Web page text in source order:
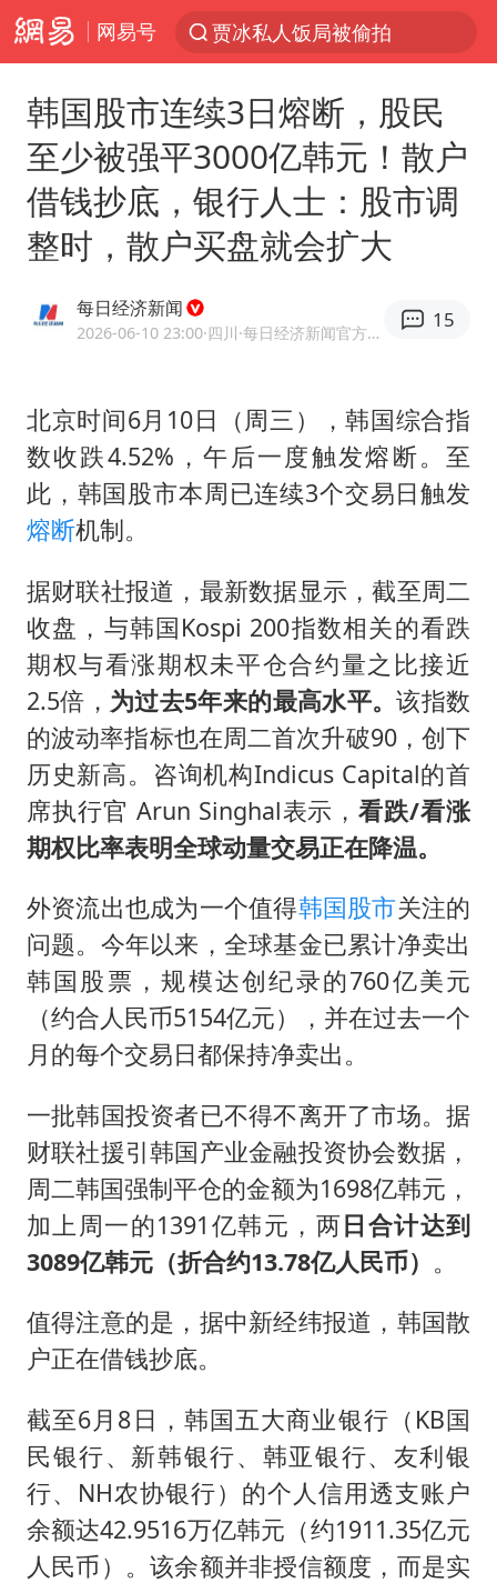
网易号
贾冰私人饭局被偷拍
费大厨不自称“大王”了
SK海力士回应“或出售重庆工厂”传闻
血指纹匹配成功，20年悬案告破！凶手被执行死刑
大疆错失宇树
大连一起飞航班因乘客可乐爆瓶折返
医疗垃圾做手机壳 这也是谋财害命
7月CPI同比上涨0.5% 经济内生增长动力持续增强
白海豚突然大拐弯 走出罕见路线
中央气象台继续发布暴雨橙警
朱一龙的鼻子怎么了
成都多趟列车临时停运
货车高速制动失灵 交警护航化险为夷
下党之路
韩国股市连续3日熔断，股民
至少被强平3000亿韩元！散户
借钱抄底，银行人士：股市调
整时，散户买盘就会扩大
每日经济新闻
2026-06-10 23:00·四川 ·每日经济新闻官方网易号
15
北京时间6月10日（周三），韩国综合指
数收跌4.52%，午后一度触发熔断。至
此，韩国股市本周已连续3个交易日触发
熔断机制。
据财联社报道，最新数据显示，截至周二
收盘，与韩国Kospi 200指数相关的看跌
期权与看涨期权未平仓合约量之比接近
2.5倍， 为过去5年来的最高水平。该指数
的波动率指标也在周二首次升破90，创下
历史新高。咨询机构Indicus Capital的首
席执行官 Arun Singhal表示，看跌/看涨
期权比率表明全球动量交易正在降温。
外资流出也成为一个值得韩国股市关注的
问题。今年以来，全球基金已累计净卖出
韩国股票，规模达创纪录的760亿美元
（约合人民币5154亿元），并在过去一个
月的每个交易日都保持净卖出。
一批韩国投资者已不得不离开了市场。据
财联社援引韩国产业金融投资协会数据，
周二韩国强制平仓的金额为1698亿韩元，
加上周一的1391亿韩元，两日合计达到
3089亿韩元（折合约13.78亿人民币） 。
值得注意的是，据中新经纬报道，韩国散
户正在借钱抄底。
截至6月8日，韩国五大商业银行（KB国
民银行、新韩银行、韩亚银行、友利银
行、NH农协银行）的个人信用透支账户
余额达42.9516万亿韩元（约1911.35亿元
人民币）。该余额并非授信额度，而是实